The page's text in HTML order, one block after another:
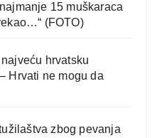
15 muškaraca
(FOTO)
hrvatsku
Hrvati ne mogu da
zbog pevanja